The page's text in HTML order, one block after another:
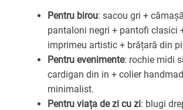
Pentru birou: sacou gri +
pantaloni negri + pantofi clasici
imprimeu artistic + brățară din
Pentru evenimente: rochie midi
cardigan din in + colier
minimalist.
Pentru viața de zi cu zi: blugi